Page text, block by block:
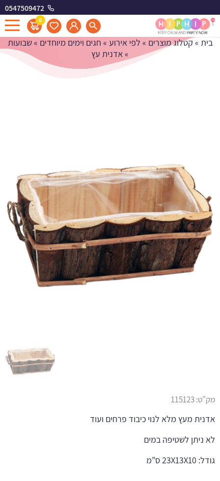
0547509472
0 אדנית עץ
בית » קטלוג מוצרים » לפי אירוע » חגים וימים מיוחדים »שבועות
»אדנית עץ
מק"ט:115123
אדנית מעץ מלא לנוי כיבוד פרחים ועוד
לא ניתן לשטיפה במים
גודל: 23X13X10 ס”מ